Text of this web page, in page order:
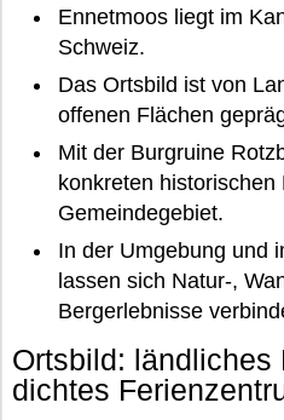
Ennetmoos liegt im
Schweiz.
Das Ortsbild ist von
offenen Flächen
Mit der Burgruine
konkreten historischen
Gemeindegebiet.
In der Umgebung und
lassen sich Natur-,
Bergerlebnisse
Ortsbild: ländliches
dichtes